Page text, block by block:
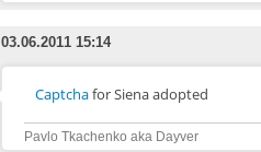
03.06.2011 15:14
Captchafor Siena adopted
Pavlo Tkachenko aka Dayver